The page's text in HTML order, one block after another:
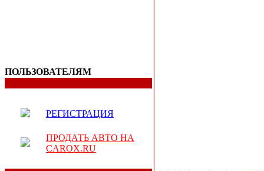
ПОЛЬЗОВАТЕЛЯМ
РЕГИСТРАЦИЯ
ПРОДАТЬ АВТО НА
CAROX.RU